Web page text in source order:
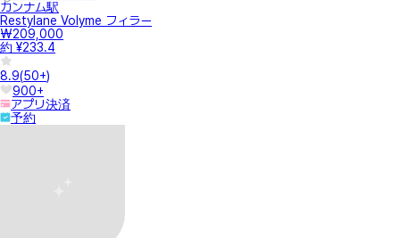
カンナム駅
Restylane Volyme フィラー
₩209,000
約 ¥233.4
8.9(50+)
900+
アプリ決済
予約